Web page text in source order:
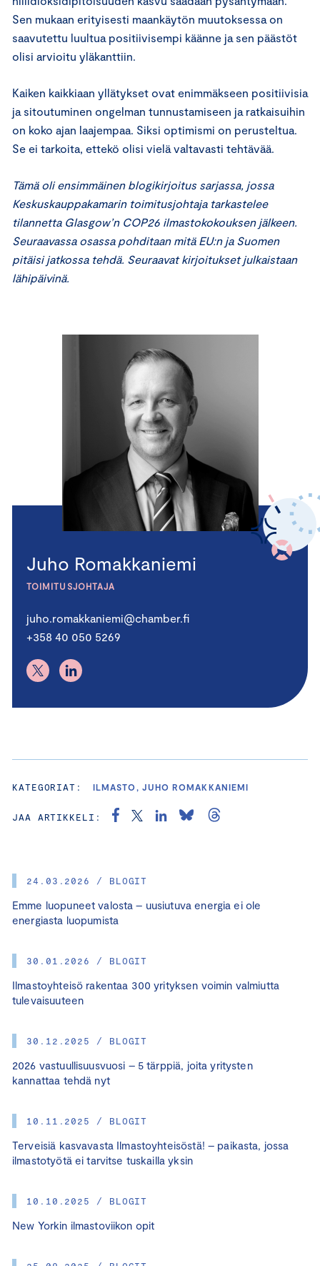
24.03.2026 / BLOGIT
Emme luopuneet valosta – uusiutuva energia ei ole
energiasta luopumista
30.01.2026 / BLOGIT
Ilmastoyhteisö rakentaa 300 yrityksen voimin valmiutta
tulevaisuuteen
30.12.2025 / BLOGIT
2026 vastuullisuusvuosi – 5 tärppiä, joita yritysten
kannattaa tehdä nyt
10.11.2025 / BLOGIT
Terveisiä kasvavasta Ilmastoyhteisöstä! – paikasta, jossa
ilmastotyötä ei tarvitse tuskailla yksin
10.10.2025 / BLOGIT
New Yorkin ilmastoviikon opit
Sen mukaan erityisesti maankäytön muutoksessa on
saavutettu luultua positiivisempi käänne ja sen päästöt
olisi arvioitu yläkanttiin.
Kaiken kaikkiaan yllätykset ovat enimmäkseen positiivisia
ja sitoutuminen ongelman tunnustamiseen ja ratkaisuihin
on koko ajan laajempaa. Siksi optimismi on perusteltua.
Se ei tarkoita, ettekö olisi vielä valtavasti tehtävää.
Tämä oli ensimmäinen blogikirjoitus sarjassa, jossa
Keskuskauppakamarin toimitusjohtaja tarkastelee
tilannetta Glasgow’n COP26 ilmastokokouksen jälkeen.
Seuraavassa osassa pohditaan mitä EU:n ja Suomen
pitäisi jatkossa tehdä. Seuraavat kirjoitukset julkaistaan
lähipäivinä.
Juho Romakkaniemi
TOIMITUSJOHTAJA
juho.romakkaniemi@chamber.fi
+358 40 050 5269
KATEGORIAT: ILMASTO, JUHO ROMAKKANIEMI
JAA ARTIKKELI: